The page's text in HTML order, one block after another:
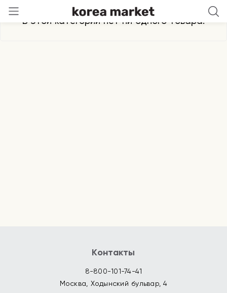
В этой категории нет ни одного товара.
Контакты
8-800-101-74-41
Москва, Ходынский бульвар, 4